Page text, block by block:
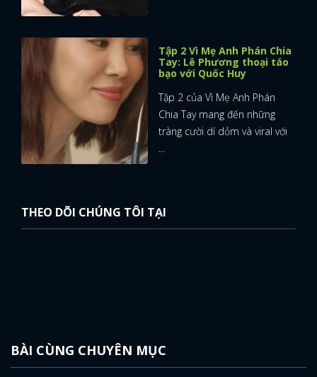
Tập 2 Vì Mẹ Anh Phán Chia
Tay: Lê Phương thoại táo
bạo với Quốc Huy
Tập 2 của Vì Mẹ Anh Phán
Chia Tay mang đến những
tràng cười dí dỏm và viral với
...
THEO DÕI CHÚNG TÔI TẠI
BÀI CÙNG CHUYÊN MỤC